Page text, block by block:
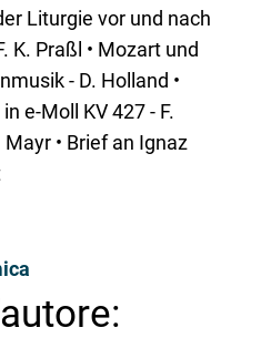
Liturgie vor und nach
K. Praßl • Mozart und
- D. Holland •
e-Moll KV 427 - F.
• Brief an Ignaz